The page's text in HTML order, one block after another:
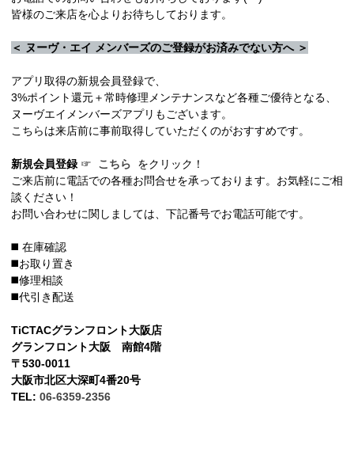
皆様のご来店を心よりお待ちしております。
＜ ヌーヴ・エイ メンバーズのご登録がお済みでない方へ ＞
アプリ取得の新規会員登録で、
3%ポイント還元＋常時修理メンテナンスなど各種ご優待となる、
ヌーヴエイメンバーズアプリもございます。
こちらは来店前に事前取得していただくのがおすすめです。
新規会員登録 ☞ こちら
をクリック！
ご来店前に電話での各種お問合せを承っております。お気軽にご相
談ください！
お問い合わせに関しましては、下記番号でお電話可能です。
◼️ 在庫確認
◼️お取り置き
◼️修理相談
◼️代引き配送
TiCTACグランフロント大阪店
グランフロント大阪 南館4階
〒530-0011
大阪市北区大深町4番20号
TEL: 06-6359-2356